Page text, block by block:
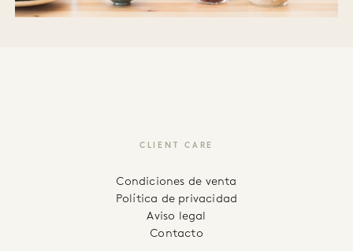
CLIENT CARE
Condiciones de venta
Política de privacidad
Aviso legal
Contacto